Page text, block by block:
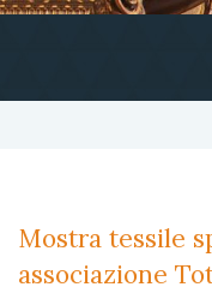
Mostra tessile
associazione